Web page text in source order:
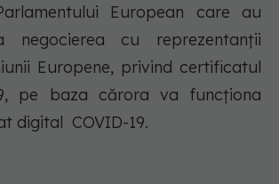
European care au
negocierea cu reprezentanții
Europene, privind certificatul
pe baza cărora va funcționa
digital COVID-19.